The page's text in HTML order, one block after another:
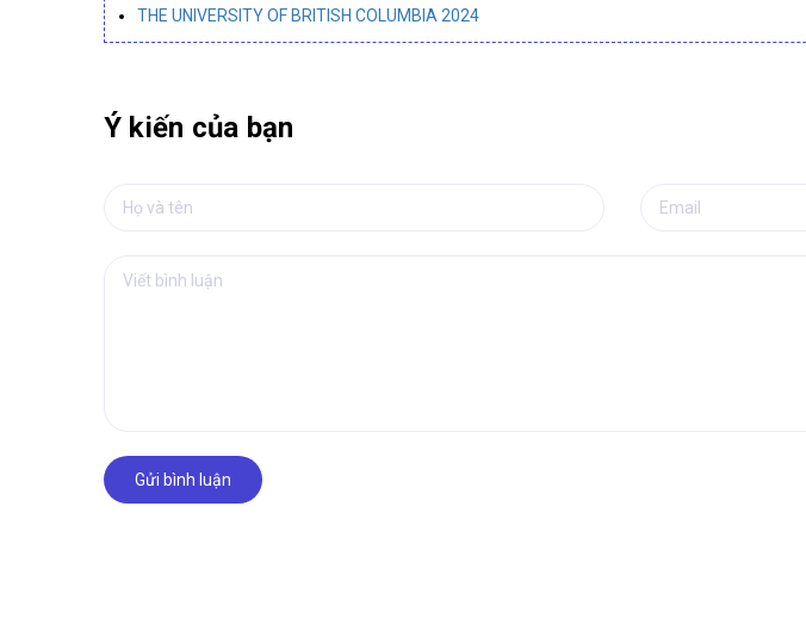
THE UNIVERSITY OF BRITISH COLUMBIA 2024
Ý kiến của bạn
Gửi bình luận